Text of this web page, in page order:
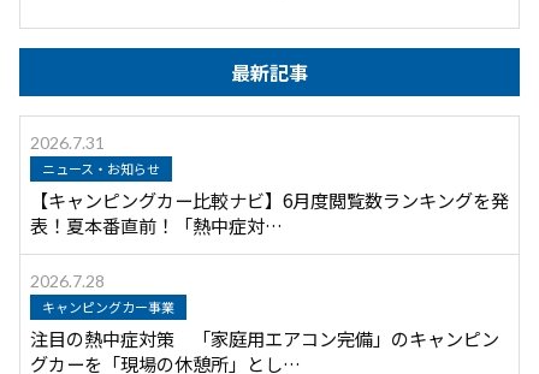
最新記事
2026.7.31
ニュース・お知らせ
【キャンピングカー比較ナビ】6月度閲覧数ランキングを発
表！夏本番直前！「熱中症対…
2026.7.28
キャンピングカー事業
注目の熱中症対策 「家庭用エアコン完備」のキャンピン
グカーを「現場の休憩所」とし…